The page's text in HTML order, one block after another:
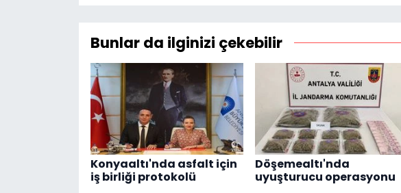
Bunlar da ilginizi çekebilir
Konyaaltı'nda asfalt için
iş birliği protokolü
Döşemealtı'nda
uyuşturucu operasyonu